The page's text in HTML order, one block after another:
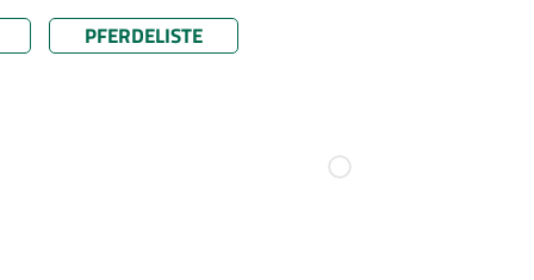
PFERDELISTE